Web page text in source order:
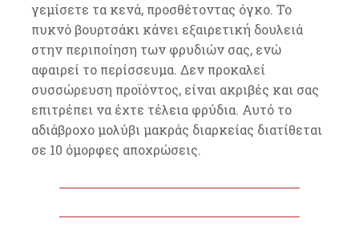
γεμίσετε τα κενά, προσθέτοντας όγκο. Το
πυκνό βουρτσάκι κάνει εξαιρετική δουλειά
στην περιποίηση των φρυδιών σας, ενώ
αφαιρεί το περίσσευμα. Δεν προκαλεί
συσσώρευση προϊόντος, είναι ακριβές και σας
επιτρέπει να έχτε τέλεια φρύδια. Αυτό το
αδιάβροχο μολύβι μακράς διαρκείας διατίθεται
σε 10 όμορφες αποχρώσεις.